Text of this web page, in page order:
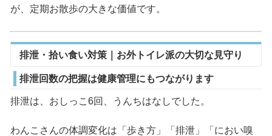
が、定期お散歩の大きな価値です。
排泄・拾い食い対策｜お外トイレ派の大切な見守り
排泄回数の把握は健康管理にもつながります
排泄は、おしっこ6回、うんちはなしでした。
わんこさんの体調変化は「歩き方」「排泄」「におい嗅